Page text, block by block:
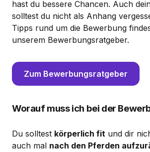
hast du bessere Chancen. Auch
solltest du nicht als Anhang
Tipps rund um die Bewerbung
unserem Bewerbungsratgeber.
Zum Bewerbungsratgeber
Worauf muss ich bei der
Du solltest körperlich fit und dir
auch mal nach den Pferden